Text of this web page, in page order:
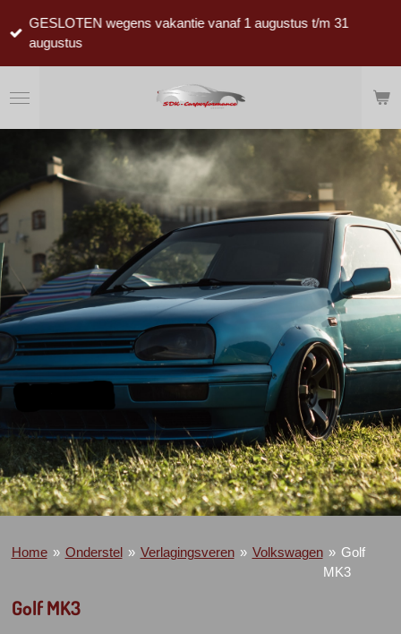
direct
hoofdinhoud
GESLOTEN wegens vakantie vanaf 1 augustus t/m 31
augustus
Home » Onderstel » Verlagingsveren » Volkswagen » Golf
MK3
Golf MK3